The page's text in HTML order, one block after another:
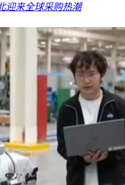
迎来全球采购热潮